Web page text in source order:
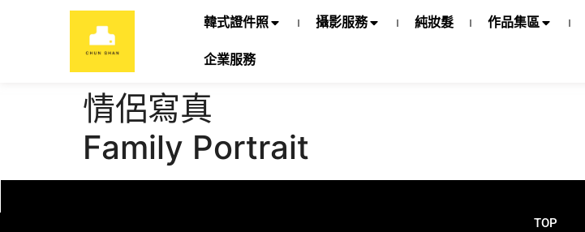
韓式證件照 攝影服務 純妝髮 作品集區
企業服務
情侶寫真
Family Portrait
TOP